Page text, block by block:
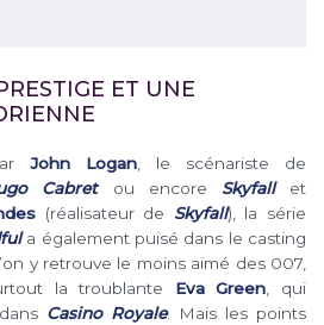
ET UNE
John Logan , le scénariste de
Cabretou encore Skyfallet
(réalisateur de Skyfall), la série
a également puisé dans le casting
y retrouve le moins aimé des 007,
la troublante Eva Green , qui
Casino Royale. Mais les points